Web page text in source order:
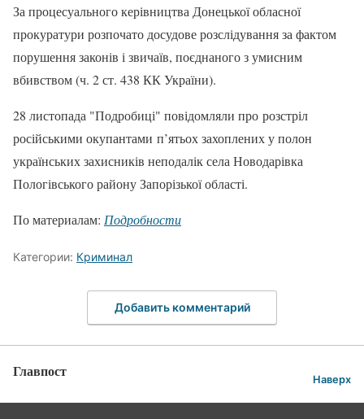
За процесуального керівництва Донецької обласної
прокуратури розпочато досудове розслідування за фактом
порушення законів і звичаїв, поєднаного з умисним
вбивством (ч. 2 ст. 438 КК України).
28 листопада "Подробиці" повідомляли про розстріл
російськими окупантами п’ятьох захоплених у полон
українських захисників неподалік села Новодарівка
Пологівського району Запорізької області.
По материалам: Подробности
Категории: Криминал
Добавить комментарий
Главпост Наверх